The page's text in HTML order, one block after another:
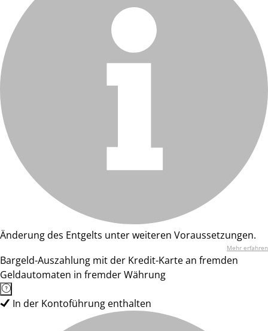
Änderung des Entgelts unter weiteren Voraussetzungen.
Mehr erfahren
Bargeld-Auszahlung mit der Kredit-Karte an fremden
Geldautomaten in fremder Währung
In der Kontoführung enthalten